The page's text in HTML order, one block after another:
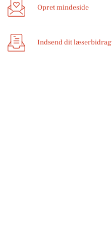
Opret mindeside
Indsend dit læserbidrag